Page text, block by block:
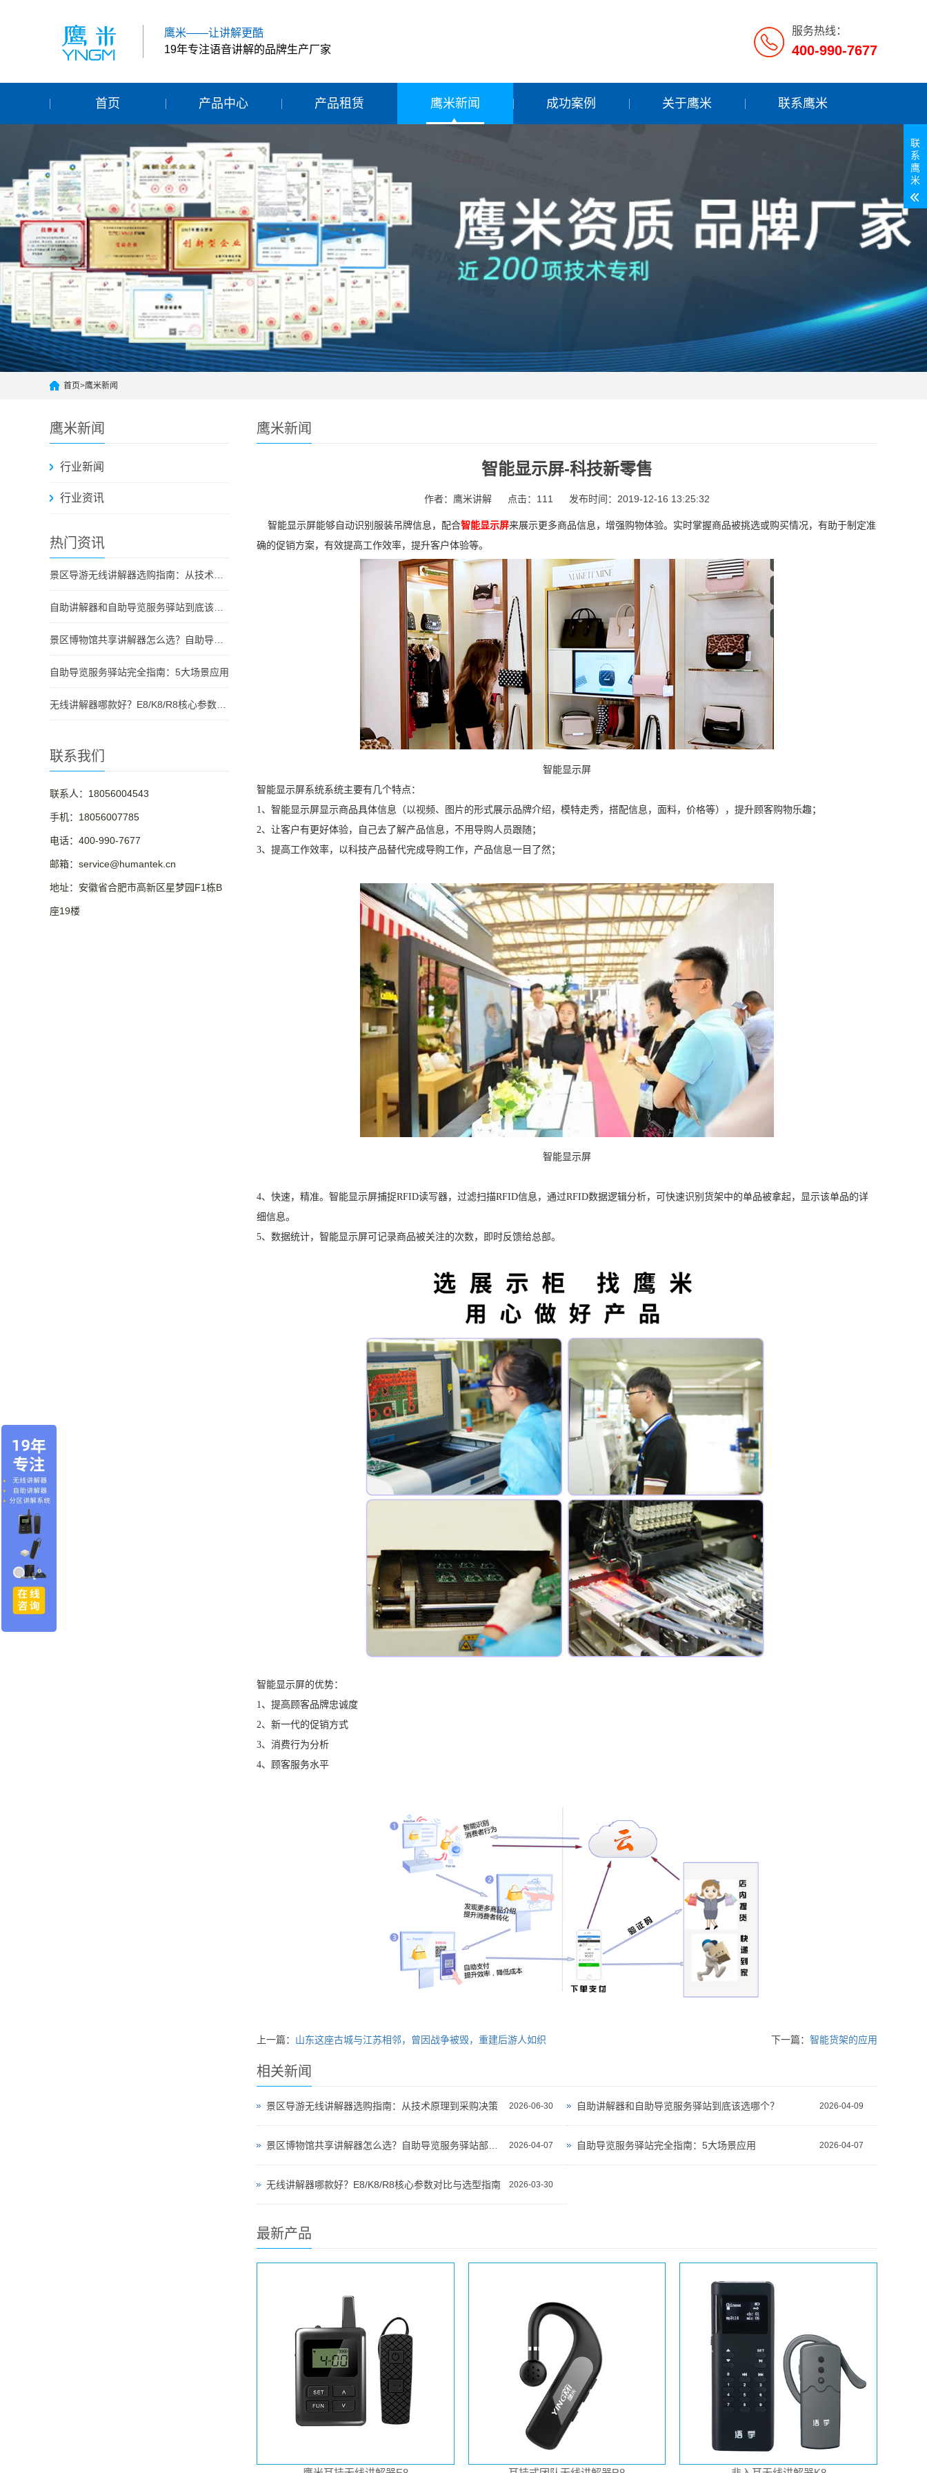
服务热线：
400-990-7677
鹰米——让讲解更酷
19年专注语音讲解的品牌生产厂家
首页 产品中心 产品租赁 鹰米新闻 成功案例 关于鹰米 联系鹰米
首页>鹰米新闻
鹰米新闻
行业新闻
行业资讯
热门资讯
自助导览服务驿站完全指南：5大场景应用
联系我们
联系人：18056004543
手机：18056007785
电话：400-990-7677
邮箱：service@humantek.cn
地址：安徽省合肥市高新区星梦园F1栋B
座19楼
鹰米新闻
智能显示屏-科技新零售
作者：鹰米讲解 点击：111 发布时间：2019-12-16 13:25:32
智能显示屏能够自动识别服装吊牌信息，配合智能显示屏来展示更多商品信息，增强购物体验。实时掌握商品被挑选或购买情况，有助于制定准
确的促销方案，有效提高工作效率，提升客户体验等。
智能显示屏
智能显示屏系统系统主要有几个特点：
1、智能显示屏显示商品具体信息（以视频、图片的形式展示品牌介绍，模特走秀，搭配信息，面料，价格等），提升顾客购物乐趣；
2、让客户有更好体验，自己去了解产品信息，不用导购人员跟随；
3、提高工作效率，以科技产品替代完成导购工作，产品信息一目了然；
智能显示屏
4、快速，精准。智能显示屏捕捉RFID读写器，过滤扫描RFID信息，通过RFID数据逻辑分析，可快速识别货架中的单品被拿起，显示该单品的详
细信息。
5、数据统计，智能显示屏可记录商品被关注的次数，即时反馈给总部。
智能显示屏的优势：
1、提高顾客品牌忠诚度
2、新一代的促销方式
3、消费行为分析
4、顾客服务水平
上一篇： 山东这座古城与江苏相邻，曾因战争被毁，重建后游人如织 下一篇： 智能货架的应用
相关新闻
2026-06-30
景区导游无线讲解器选购指南：从技术原理到采购决策 2026-04-09
自助讲解器和自助导览服务驿站到底该选哪个？
2026-04-07 2026-04-07
自助导览服务驿站完全指南：5大场景应用
2026-03-30
无线讲解器哪款好？E8/K8/R8核心参数对比与选型指南
最新产品
联
系
鹰
米